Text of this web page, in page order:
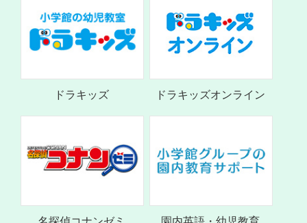
ドラキッズ ドラキッズオンライン